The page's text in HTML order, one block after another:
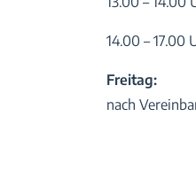
14.00 – 17.00
Freitag:
nach